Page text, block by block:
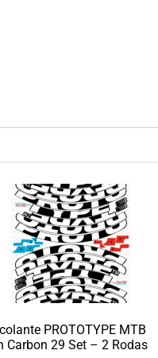
PROTOTYPE MTB
Carbon 29 Set – 2 Rodas